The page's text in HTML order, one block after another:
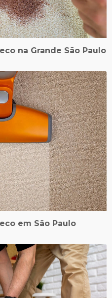
na Grande São Paulo
em São Paulo